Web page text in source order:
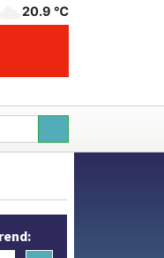
20.9 ℃